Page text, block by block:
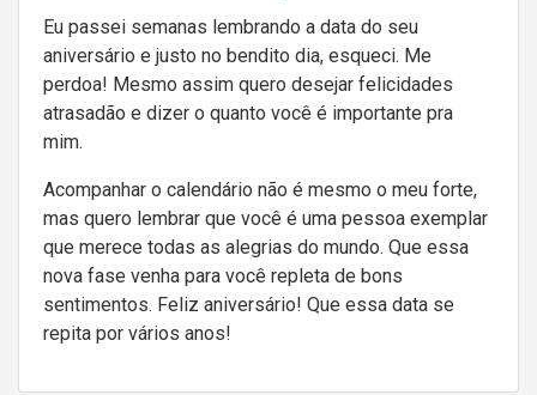
Eu passei semanas lembrando a data do seu
aniversário e justo no bendito dia, esqueci. Me
perdoa! Mesmo assim quero desejar felicidades
atrasadão e dizer o quanto você é importante pra
mim.
Acompanhar o calendário não é mesmo o meu forte,
mas quero lembrar que você é uma pessoa exemplar
que merece todas as alegrias do mundo. Que essa
nova fase venha para você repleta de bons
sentimentos. Feliz aniversário! Que essa data se
repita por vários anos!